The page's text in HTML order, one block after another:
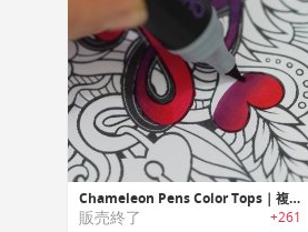
Chameleon Pens Color Tops｜複数の色調をプロデュースできるペン「カメレオンペン」用リフィル
販売終了 +261